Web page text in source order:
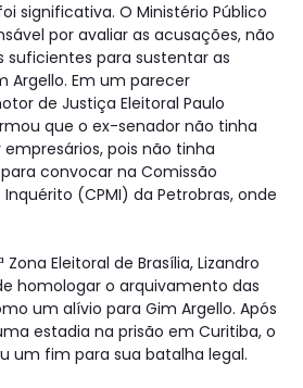
significativa. O Ministério Público
por avaliar as acusações, não
suficientes para sustentar as
Argello. Em um parecer
de Justiça Eleitoral Paulo
que o ex-senador não tinha
pois não tinha
convocar na Comissão
(CPMI) da Petrobras, onde
Zona Eleitoral de Brasília, Lizandro
homologar o arquivamento das
um alívio para Gim Argello. Após
estadia na prisão em Curitiba, o
um fim para sua batalha legal.